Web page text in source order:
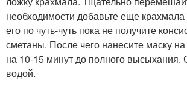
необходимости добавьте еще
его по чуть-чуть пока не получите
сметаны. После чего нанесите маску
на 10-15 минут до полного высыхания.
водой.